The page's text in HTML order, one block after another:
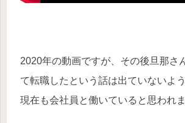
2020年の動画ですが、その後旦那さ
て転職したという話は出ていないよ
現在も会社員と働いていると思われま